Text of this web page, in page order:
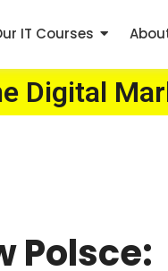
IT Courses
Digital
Polsce: